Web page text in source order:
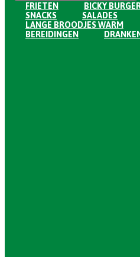
FRIETEN BICKY
SNACKS
SALADES
LANGE BROODJES WARM
BEREIDINGEN